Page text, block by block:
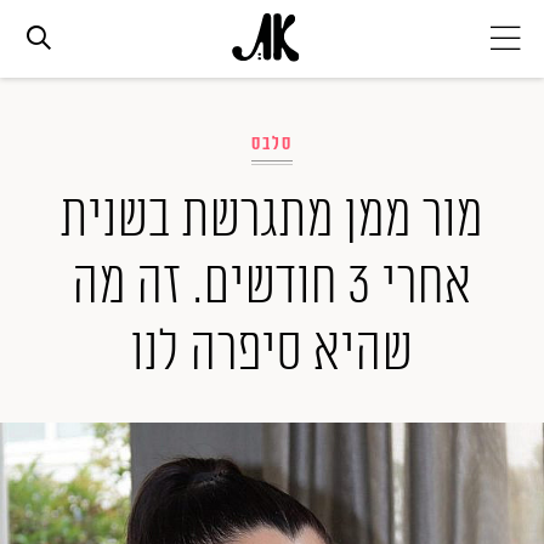
אופנה
ביוטי
סלבס
ערוצים נוספים
המגזין
סלבס
מור ממן מתגרשת בשנית
אחרי 3 חודשים. זה מה
שהיא סיפרה לנו